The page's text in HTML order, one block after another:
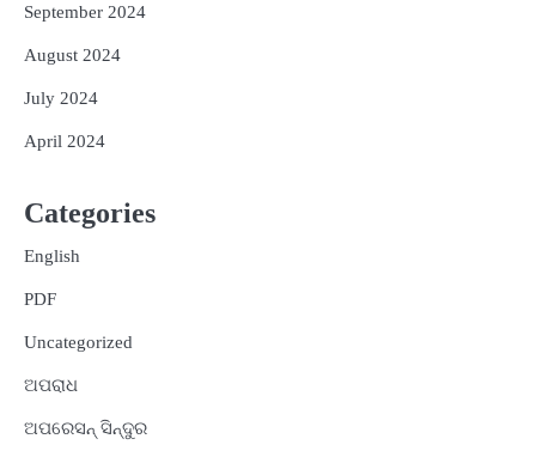
September 2024
August 2024
July 2024
April 2024
Categories
English
PDF
Uncategorized
ଅପରାଧ
ଅପରେସନ୍ ସିନ୍ଦୁର